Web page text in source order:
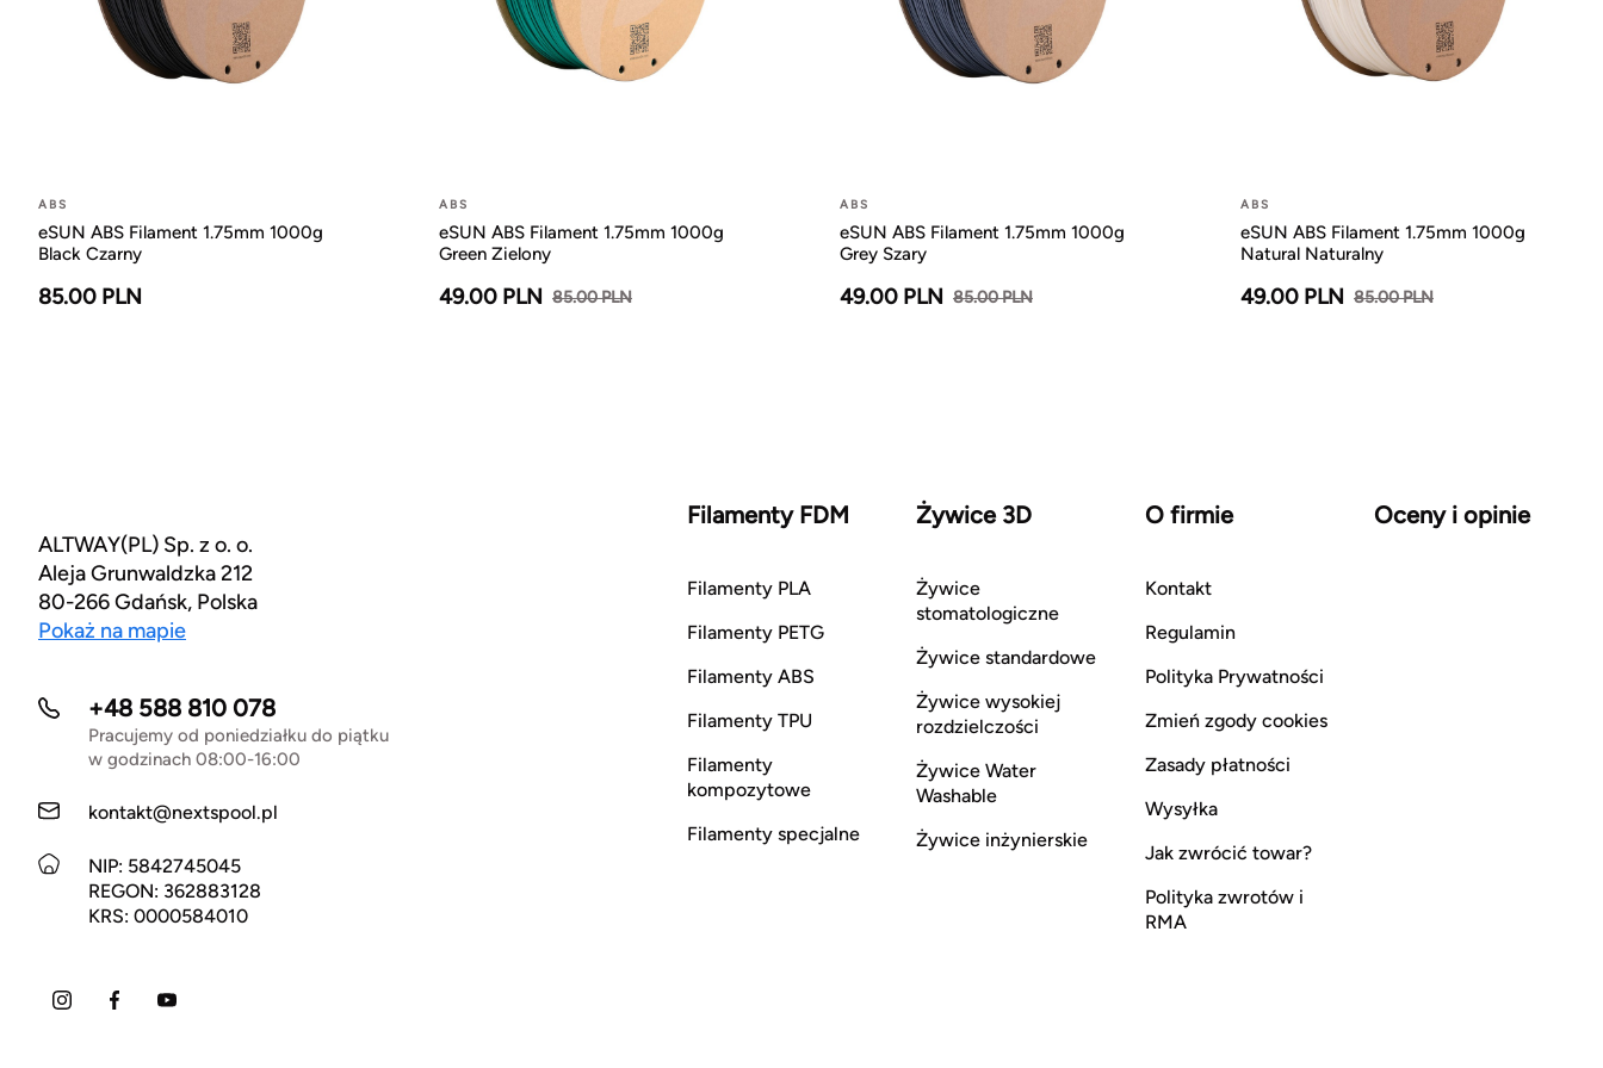
ABS
eSUN ABS Filament 1.75mm 1000g
Black Czarny
85.00 PLN
ABS
eSUN ABS Filament 1.75mm 1000g
Green Zielony
49.00 PLN 85.00 PLN
ABS
eSUN ABS Filament 1.75mm 1000g
Grey Szary
49.00 PLN 85.00 PLN
ABS
eSUN ABS Filament 1.75mm 1000g
Natural Naturalny
49.00 PLN 85.00 PLN
ALTWAY(PL) Sp. z o. o.
Aleja Grunwaldzka 212
80-266 Gdańsk, Polska
Pokaż na mapie
+48 588 810 078
Pracujemy od poniedziałku do piątku
w godzinach 08:00-16:00
kontakt@nextspool.pl
NIP: 5842745045
REGON: 362883128
KRS: 0000584010
Filamenty FDM
Filamenty PLA
Filamenty PETG
Filamenty ABS
Filamenty TPU
Filamenty
kompozytowe
Filamenty specjalne
Żywice 3D
Żywice
stomatologiczne
Żywice standardowe
Żywice wysokiej
rozdzielczości
Żywice Water
Washable
Żywice inżynierskie
O firmie
Kontakt
Regulamin
Polityka Prywatności
Zmień zgody cookies
Zasady płatności
Wysyłka
Jak zwrócić towar?
Polityka zwrotów i
RMA
Oceny i opinie